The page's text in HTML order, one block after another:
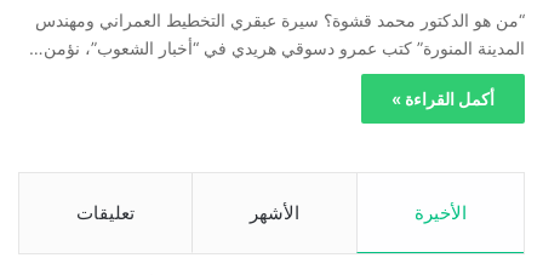
“من هو الدكتور محمد قشوة؟ سيرة عبقري التخطيط العمراني ومهندس
المدينة المنورة” كتب عمرو دسوقي هريدي في “أخبار الشعوب”، نؤمن…
أكمل القراءة »
الأخيرة الأشهر تعليقات